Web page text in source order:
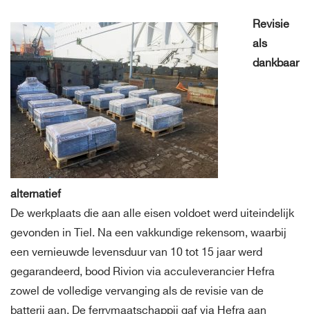
Revisie
als
dankbaar
alternatief
De werkplaats die aan alle eisen voldoet werd uiteindelijk
gevonden in Tiel. Na een vakkundige rekensom, waarbij
een vernieuwde levensduur van 10 tot 15 jaar werd
gegarandeerd, bood Rivion via acculeverancier Hefra
zowel de volledige vervanging als de revisie van de
batterij aan. De ferrymaatschappij gaf via Hefra aan